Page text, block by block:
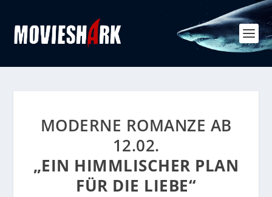
MODERNE ROMANZE AB
12.02.
„EIN HIMMLISCHER PLAN
FÜR DIE LIEBE“